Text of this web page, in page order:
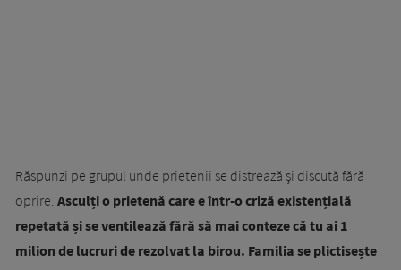
Răspunzi pe grupul unde prietenii se distrează și discută fără
oprire. Asculți o prietenă care e într-o criză existențială
repetată și se ventilează fără să mai conteze că tu ai 1
milion de lucruri de rezolvat la birou. Familia se plictisește